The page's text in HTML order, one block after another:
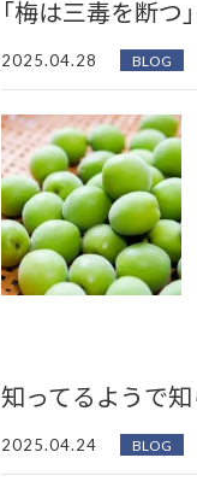
「梅は三毒を断つ
2025.04.28 BLOG
知ってるようで
2025.04.24 BLOG